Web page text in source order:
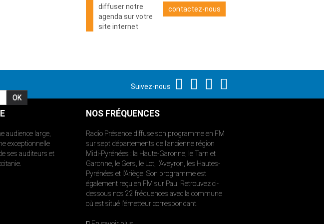
diffuser notre
agenda sur votre
site internet
contactez-nous
Suivez-nous
audience large,
exceptionnelle
ses auditeurs et
NOS FRÉQUENCES
Radio Présence diffuse son programme en FM
sur sept départements de l’ancienne région
Midi-Pyrénées : la Haute-Garonne, le Tarn et
Garonne, le Gers, le Lot, l’Aveyron, les Hautes-
Pyrénées et l’Ariège. Son programme est
également reçu en FM sur Pau. Retrouvez ci-
dessous nos 22 fréquences avec la commune
où est situé l’émetteur correspondant.